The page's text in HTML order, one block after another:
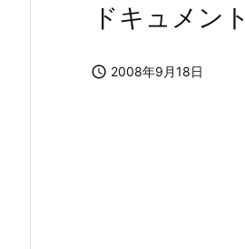
ドキュメント
 2008年9月18日